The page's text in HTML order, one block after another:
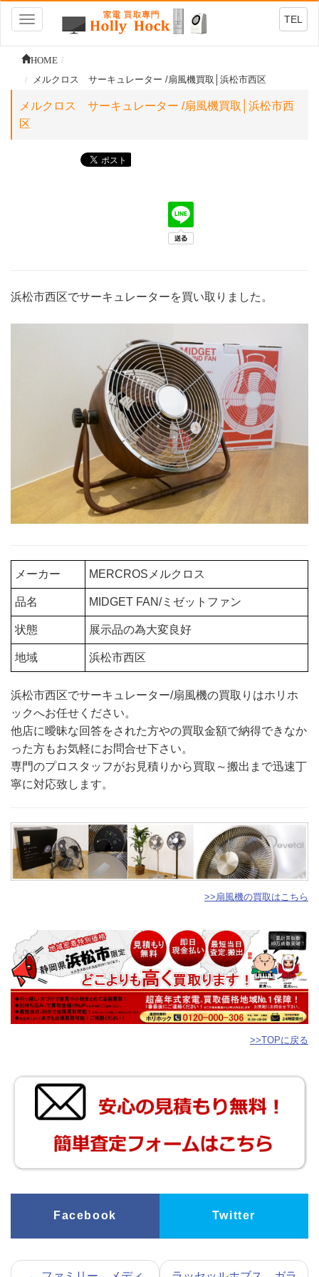
Toggle
navigation
TEL
HOME
メルクロス サーキュレーター /扇風機買取│浜松市西区
メルクロス サーキュレーター /扇風機買取│浜松市西
区
浜松市西区でサーキュレーターを買い取りました。
メーカー MERCROSメルクロス
品名 MIDGET FAN/ミゼットファン
状態 展示品の為大変良好
地域 浜松市西区
浜松市西区でサーキュレーター/扇風機の買取りはホリホ
ックへお任せください。
他店に曖昧な回答をされた方やの買取金額で納得できなか
った方もお気軽にお問合せ下さい。
専門のプロスタッフがお見積りから買取～搬出まで迅速丁
寧に対応致します。
>>扇風機の買取はこちら
>>TOPに戻る
Facebook Twitter